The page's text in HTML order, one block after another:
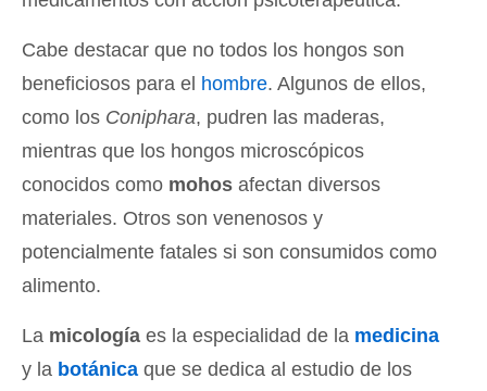
Cabe destacar que no todos los hongos son
beneficiosos para el hombre. Algunos de ellos,
como los Coniphara, pudren las maderas,
mientras que los hongos microscópicos
conocidos como mohos afectan diversos
materiales. Otros son venenosos y
potencialmente fatales si son consumidos como
alimento.
La micología es la especialidad de la medicina
y la botánica que se dedica al estudio de los